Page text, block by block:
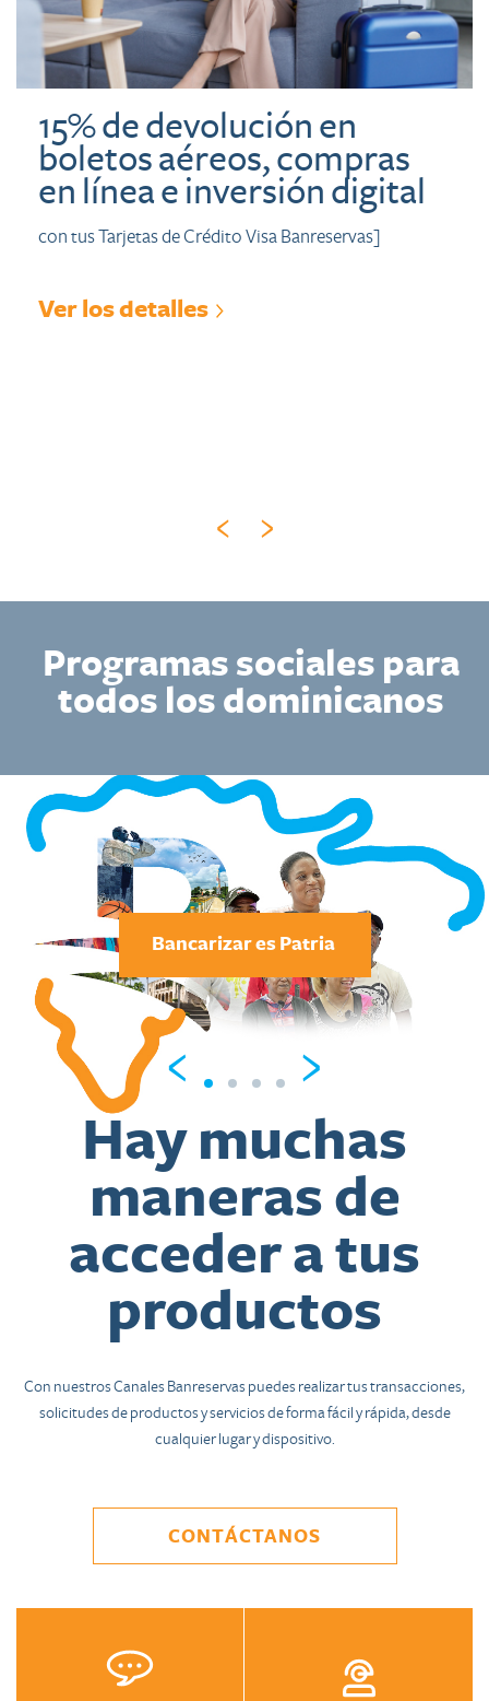
15% de devolución en
boletos aéreos, compras
en línea e inversión digital
con tus Tarjetas de Crédito Visa Banreservas]
Ver los detalles
‹ ›
Programas sociales para
todos los dominicanos
Bancarizar es Patria
‹ ›
Hay muchas
maneras de
acceder a tus
productos
Con nuestros Canales Banreservas puedes realizar tus transacciones,
solicitudes de productos y servicios de forma fácil y rápida, desde
cualquier lugar y dispositivo.​​
CONTÁCTANOS